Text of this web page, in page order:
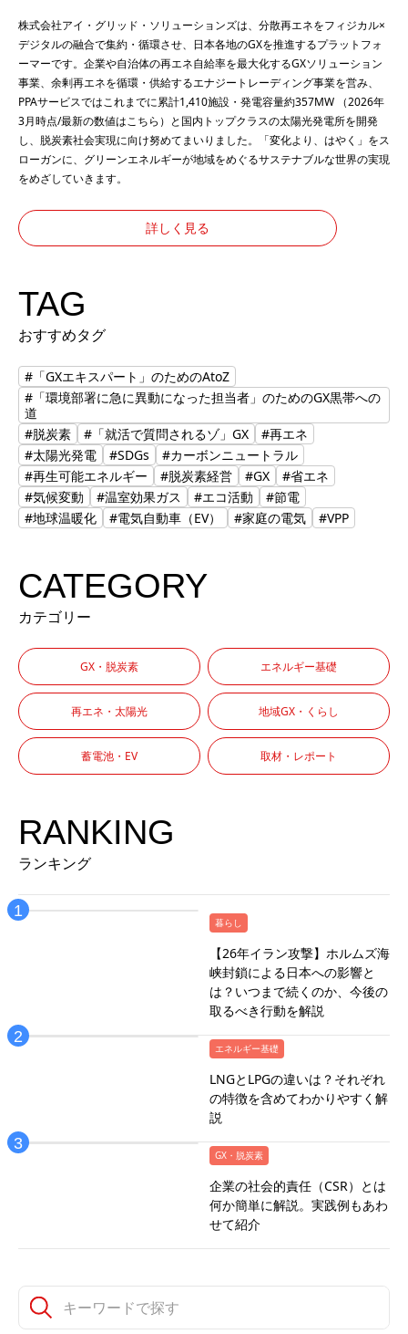
株式会社アイ・グリッド・ソリューションズは、分散再エネをフィジカル×
デジタルの融合で集約・循環させ、日本各地のGXを推進するプラットフォ
ーマーです。企業や自治体の再エネ自給率を最大化するGXソリューション
事業、余剰再エネを循環・供給するエナジートレーディング事業を営み、
PPAサービスではこれまでに累計1,410施設・発電容量約357MW （2026年
3月時点/最新の数値はこちら ）と国内トップクラスの太陽光発電所を開発
し、脱炭素社会実現に向け努めてまいりました。「変化より、はやく」をス
ローガンに、グリーンエネルギーが地域をめぐるサステナブルな世界の実現
をめざしていきます。
詳しく見る
TAG
おすすめタグ
#「GXエキスパート」のためのAtoZ
#「環境部署に急に異動になった担当者」のためのGX黒帯への
道
#脱炭素
#「就活で質問されるゾ」GX
#再エネ
#太陽光発電
#SDGs
#カーボンニュートラル
#再生可能エネルギー
#脱炭素経営 #GX
#省エネ
#気候変動
#温室効果ガス #エコ活動
#節電
#地球温暖化
#電気自動車（EV） #家庭の電気 #VPP
CATEGORY
カテゴリー
GX・脱炭素 エネルギー基礎
再エネ・太陽光 地域GX・くらし
蓄電池・EV 取材・レポート
RANKING
ランキング
暮らし
【26年イラン攻撃】ホルムズ海
峡封鎖による日本への影響と
は？いつまで続くのか、今後の
取るべき行動を解説
エネルギー基礎
LNGとLPGの違いは？それぞれ
の特徴を含めてわかりやすく解
説
GX・脱炭素
企業の社会的責任（CSR）とは
何か簡単に解説。実践例もあわ
せて紹介